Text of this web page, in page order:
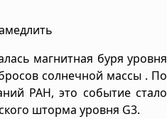
магнитная буря уровня
солнечной массы . По
РАН, это событие стало
шторма уровня G3.